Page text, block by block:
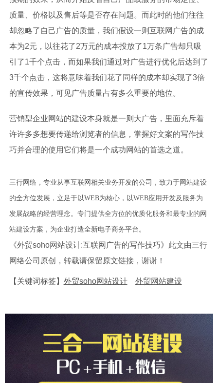
质量、价格以及售后等是否存在问题。而此时的他们往往
却忽略了自己广告的质量，我们假设一则互联网广告的成
本为2元，以往花了2万元的成本投放了1万条广告却只吸
引了1千个点击，而如果我们通过对广告进行优化后达到了
3千个点击，这将意味着我们花了同样的成本却实现了3倍
的宣传效果，可见广告质量占有多么重要的地位。
营销型企业网站的建设本身就是一则大广告，里面充斥着
许许多多想要传递给浏览者的信息，掌握好文案的写作技
巧并合理的使用它们将是一个成功网站的首选之道。
三行网络，专业从事互联网相关业务开发的公司，致力于网站建设
的全方位发展，立足于以WEB为核心，以WEB应用开发及服务为
发展战略的经营理念。专门提供全方位的优质化服务和最专业的网
站建设方案，为企业打造全新电子商务平台。
《外贸soho网站设计:互联网广告的写作技巧》此文由三行
网络公司原创，转载请保留原文链接，谢谢！
【关键词标签】 外贸soho网站设计 外贸网站建设